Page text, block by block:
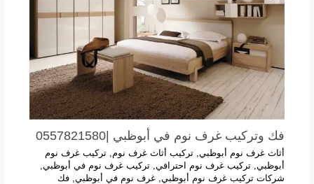
فك وتركيب غرف نوم في أبوظبي |0557821580
أثاث غرف نوم أبوظبي تركيب أثاث غرف نوم تركيب غرف نوم
أبوظبي تركيب غرف نوم احترافي تركيب غرف نوم في أبوظبي
شركات تركيب غرف نوم أبوظبي غرف نوم في أبوظبي فك